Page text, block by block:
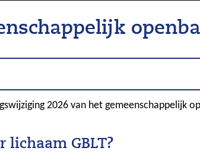
2026 van het gemeenschappelijk
lichaam GBLT?